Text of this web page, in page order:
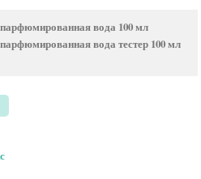
парфюмированная вода 100 мл
парфюмированная вода тестер 100 мл
Dark Orchid